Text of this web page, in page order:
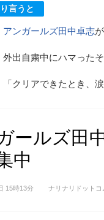
言うと
アンガールズ田中卓志
外出自粛中にハマった
「クリアできたとき、
ールズ田
中
15時13分 ナリナリドットコ